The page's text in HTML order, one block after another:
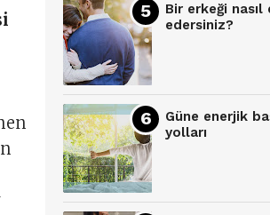
Bir erkeği nasıl
edersiniz?
Güne enerjik
yolları